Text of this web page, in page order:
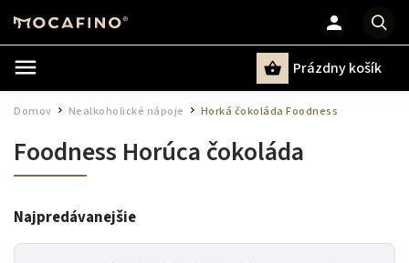
Prázdny košík
Domov Nealkoholické nápoje Horká čokoláda Foodness
Foodness Horúca čokoláda
Najpredávanejšie